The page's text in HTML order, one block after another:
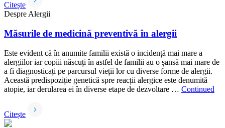
Citește
Despre Alergii
Măsurile de medicină preventivă în alergii
Este evident că în anumite familii există o incidență mai mare a
alergiilor iar copiii născuți în astfel de familii au o șansă mai mare de
a fi diagnosticați pe parcursul vieții lor cu diverse forme de alergii.
Această predispoziție genetică spre reacții alergice este denumită
atopie, iar derularea ei în diverse etape de dezvoltare … Continued
Citește